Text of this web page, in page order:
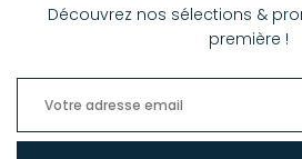
Découvrez nos sélections &
première !